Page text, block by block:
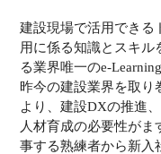
建設現場で活用できる
用に係る知識とスキル
る業界唯一のe-
昨今の建設業界を取り
より、建設DXの推進
人材育成の必要性が
事する熟練者から新入